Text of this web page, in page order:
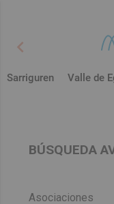
chevron_left
Sarriguren Valle de
BÚSQUEDA